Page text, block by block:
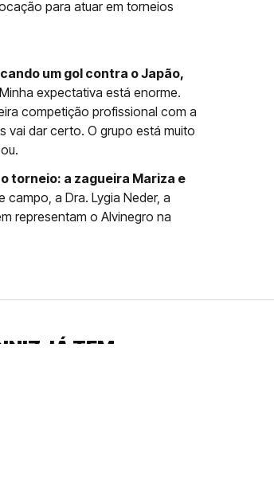
para atuar em torneios
um gol contra o Japão,
expectativa está enorme.
competição profissional com a
vai dar certo. O grupo está muito
torneio: a zagueira Mariza e
campo, a Dra. Lygia Neder, a
representam o Alvinegro na
JÁ TEM